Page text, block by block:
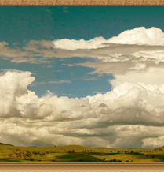
фольклора Скачать Поиск музыки, поиск фольклора, искать песни, как пели